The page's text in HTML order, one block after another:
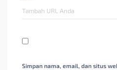
Simpan nama, email, dan situs